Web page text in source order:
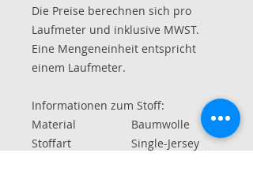
Die Preise berechnen sich pro
Laufmeter und inklusive MWST.
Eine Mengeneinheit entspricht
einem Laufmeter.
Informationen zum Stoff:
Material
Baumwolle
Stoffart
Single-Jersey